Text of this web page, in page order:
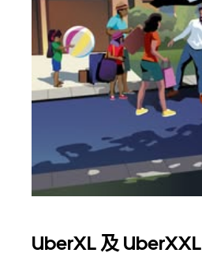
UberXL 及 UberXXL